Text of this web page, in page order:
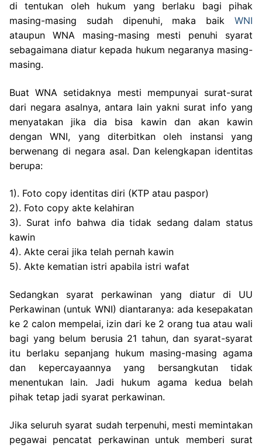
di tentukan oleh hukum yang berlaku bagi pihak
masing-masing sudah dipenuhi, maka baik WNI
ataupun WNA masing-masing mesti penuhi syarat
sebagaimana diatur kepada hukum negaranya masing-
masing.
Buat WNA setidaknya mesti mempunyai surat-surat
dari negara asalnya, antara lain yakni surat info yang
menyatakan jika dia bisa kawin dan akan kawin
dengan WNI, yang diterbitkan oleh instansi yang
berwenang di negara asal. Dan kelengkapan identitas
berupa:
1). Foto copy identitas diri (KTP atau paspor)
2). Foto copy akte kelahiran
3). Surat info bahwa dia tidak sedang dalam status
kawin
4). Akte cerai jika telah pernah kawin
5). Akte kematian istri apabila istri wafat
Sedangkan syarat perkawinan yang diatur di UU
Perkawinan (untuk WNI) diantaranya: ada kesepakatan
ke 2 calon mempelai, izin dari ke 2 orang tua atau wali
bagi yang belum berusia 21 tahun, dan syarat-syarat
itu berlaku sepanjang hukum masing-masing agama
dan kepercayaannya yang bersangkutan tidak
menentukan lain. Jadi hukum agama kedua belah
pihak tetap jadi syarat perkawinan.
Jika seluruh syarat sudah terpenuhi, mesti memintakan
pegawai pencatat perkawinan untuk memberi surat